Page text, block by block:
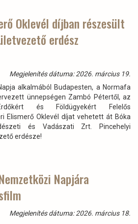
Oklevél díjban részesült
erdész
Megjelenítés dátuma: 2026. március 19.
alkalmából Budapesten, a Normafa
ünnepségen Zambó Pétertől, az
és Földügyekért Felelős
Elismerő Oklevél díjat vehetett át Bóka
és Vadászati Zrt. Pincehelyi
erdésze!
Napjára
Megjelenítés dátuma: 2026. március 18.